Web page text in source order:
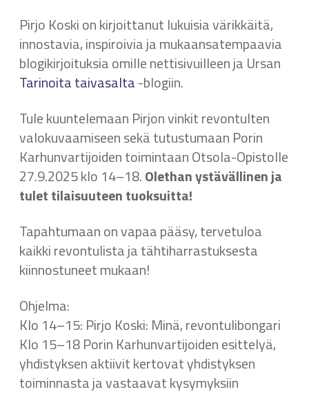
Pirjo Koski on kirjoittanut lukuisia värikkäitä,
innostavia, inspiroivia ja mukaansatempaavia
blogikirjoituksia omille nettisivuilleen ja Ursan
Tarinoita taivasalta-blogiin.
Tule kuuntelemaan Pirjon vinkit revontulten
valokuvaamiseen sekä tutustumaan Porin
Karhunvartijoiden toimintaan Otsola-Opistolle
27.9.2025 klo 14–18.Olethan ystävällinen ja
tulet tilaisuuteen tuoksuitta!
Tapahtumaan on vapaa pääsy, tervetuloa
kaikki revontulista ja tähtiharrastuksesta
kiinnostuneet mukaan!
Ohjelma:
Klo 14–15: Pirjo Koski: Minä, revontulibongari
Klo 15–18 Porin Karhunvartijoiden esittelyä,
yhdistyksen aktiivit kertovat yhdistyksen
toiminnasta ja vastaavat kysymyksiin